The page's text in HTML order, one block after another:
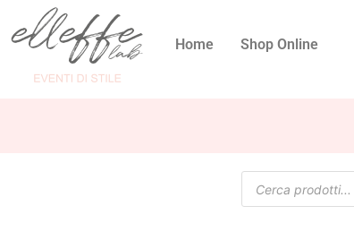
Home Shop Online